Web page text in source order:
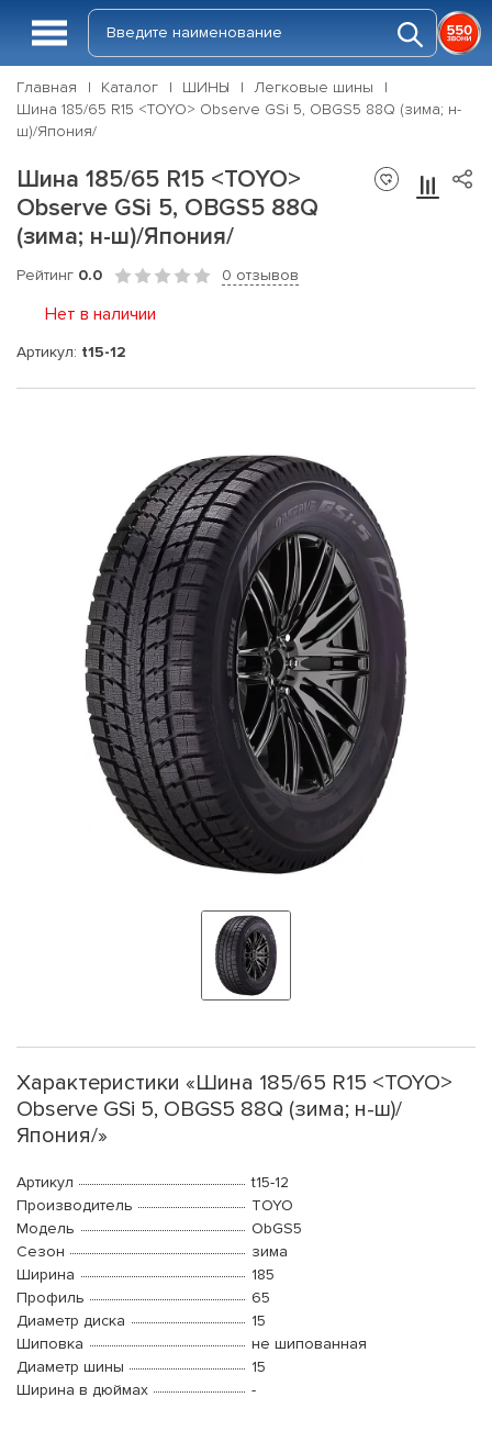
Главная Каталог ШИНЫ
Легковые шины
Шина 185/65 R15 <TOYO> Observe GSi 5, OBGS5 88Q (зима; н-
ш)/Япония/
Шина 185/65 R15 <TOYO>
Observe GSi 5, OBGS5 88Q
(зима; н-ш)/Япония/
Рейтинг 0.0 0 отзывов
Нет в наличии
Артикул: t15-12
Характеристики «Шина 185/65 R15 <TOYO>
Observe GSi 5, OBGS5 88Q (зима; н-ш)/
Япония/»
Артикул
t15-12
Производитель
TOYO
Модель
ObGS5
Сезон
зима
Ширина
185
Профиль
65
Диаметр диска
15
Шиповка
не шипованная
Диаметр шины
15
Ширина в дюймах
-